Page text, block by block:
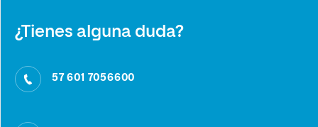
¿Tienes alguna duda?
57 601 7056600